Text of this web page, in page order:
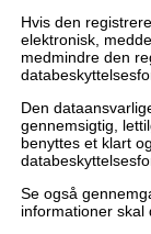
Hvis den
elektronisk,
medmindre den
Den
gennemsigtig,
benyttes et klart
Se også
informationer skal